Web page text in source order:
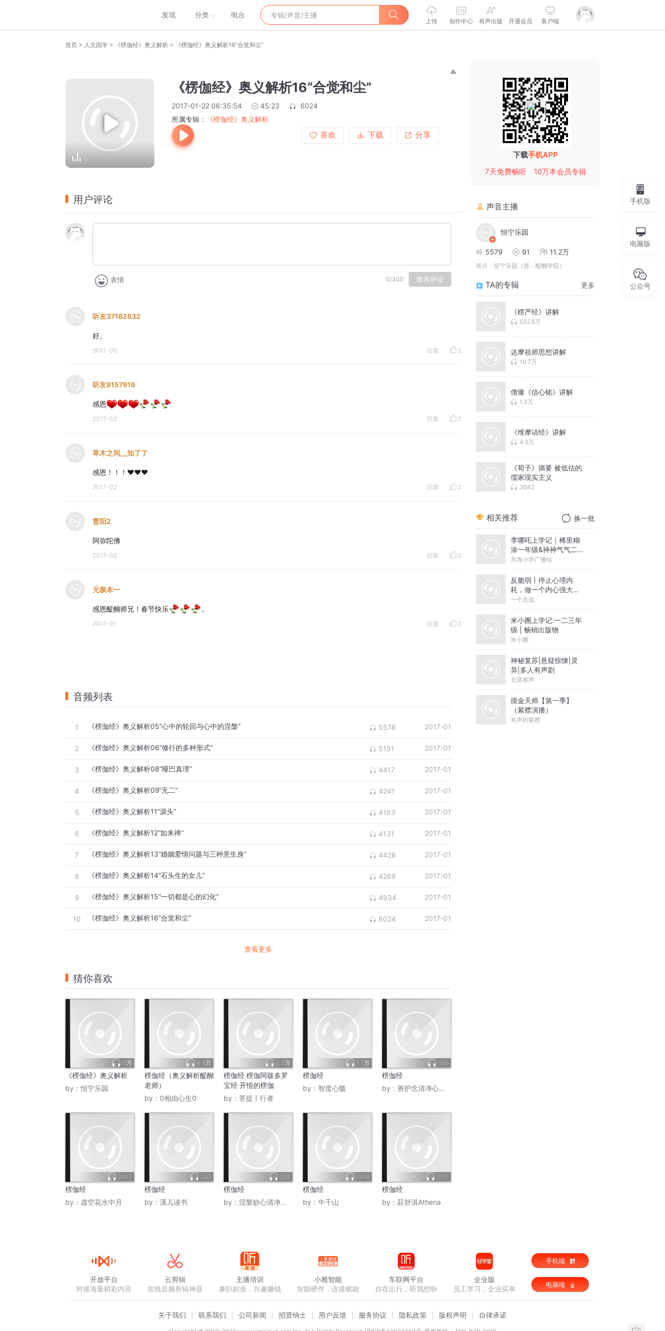
发现 分类 电台
上传 创作中心 有声出版 开通会员 客户端
首页 > 人文国学 > 《楞伽经》奥义解析 > 《楞伽经》奥义解析16“合觉和尘”
《楞伽经》奥义解析16“合觉和尘”
2017-01-22 06:35:54 45:23
6024
所属专辑：
《楞伽经》奥义解析
喜欢
下载 分享
用户评论
表情 0/300 发表评论
听友37182632
好。
2017-06 回复 2
听友8157919
感恩
2017-02 回复 2
草木之间__知了了
感恩！！！❤❤❤
2017-02 回复 2
曹阳2
阿弥陀佛
2017-02 回复 2
无极本一
感恩醍醐师兄！春节快乐 。
2017-01 回复 2
音频列表
1 《楞伽经》奥义解析05“心中的轮回与心中的涅槃” 5578 2017-01
2 《楞伽经》奥义解析06“修行的多种形式” 5151 2017-01
3 《楞伽经》奥义解析08“哑巴真理” 4417 2017-01
4 《楞伽经》奥义解析09“无二” 4241 2017-01
5 《楞伽经》奥义解析11“源头” 4163 2017-01
6 《楞伽经》奥义解析12“如来禅” 4131 2017-01
7 《楞伽经》奥义解析13“婚姻爱情问题与三种意生身” 4428 2017-01
8 《楞伽经》奥义解析14“石头生的女儿” 4269 2017-01
9 《楞伽经》奥义解析15“一切都是心的幻化” 4934 2017-01
10 《楞伽经》奥义解析16“合觉和尘” 6024 2017-01
查看更多
猜你喜欢
8万
《楞伽经》奥义解析
by：恒宁乐园
4.4万
楞伽经（奥义解析醍醐
老师）
by： 0相由心生0
6.9万
楞伽经 楞伽阿跋多罗
宝经 开悟的楞伽
by： 菩提丨行者
1.7万
楞伽经
by： 智度心髓
389
楞伽经
by： 善护念清净心常觉无住
2497
楞伽经
by： 虚空花水中月
243
楞伽经
by： 溪儿读书
295
楞伽经
by： 涅槃妙心清净本然
7439
楞伽经
by： 牛千山
2511
楞伽经
by： 莊舒淇Athena
下载手机APP
7天免费畅听
10万本会员专辑
声音主播
恒宁乐园
5579 91 11.2万
简介： 恒宁乐园（原：醍醐学院）
TA的专辑 更多
《楞严经》讲解
522.6万
达摩祖师思想讲解
19.7万
僧璨《信心铭》讲解
1.3万
《维摩诘经》讲解
4.5万
《荀子》摘要 被低估的
儒家现实主义
3642
相关推荐 换一批
李哪吒上学记｜稀里糊
涂一年级&神神气气二年
级
东海小学广播站
反脆弱丨停止心理内
耗，做一个内心强大的
人丨一个志远演播
一个志远
米小圈上学记:一二三年
级 | 畅销出版物
米小圈
神秘复苏|悬疑惊悚|灵
异|多人有声剧
北冥有声
摸金天师【第一季】
（紫襟演播）
有声的紫襟
手机版
电脑版
公众号
开放平台
对接海量精彩内容
云剪辑
在线音频剪辑神器
主播培训
兼职副业，兴趣赚钱
小雅智能
智能硬件，连接赋能
车联网平台
自在出行，听我想听
企业版
员工学习，企业买单
手机端
电脑端
关于我们 联系我们 公司新闻 招贤纳士 用户反馈 服务协议 隐私政策 版权声明 自律承诺